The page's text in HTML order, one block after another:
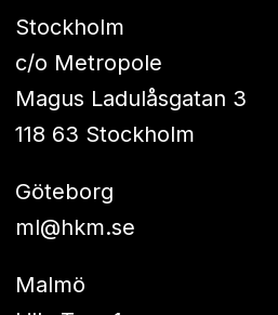
Stockholm
c/o Metropole
Magus Ladulåsgatan 3
118 63 Stockholm
Göteborg
ml@hkm.se
Malmö